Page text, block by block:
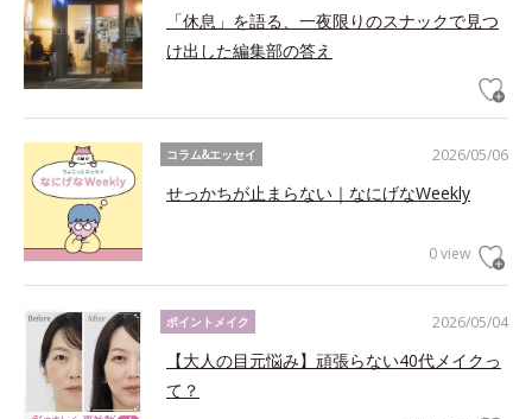
「休息」を語る、一夜限りのスナックで見つ
け出した編集部の答え
2026/05/06
コラム&エッセイ
せっかちが止まらない｜なにげなWeekly
0 view
2026/05/04
ポイントメイク
【大人の目元悩み】頑張らない40代メイクっ
て？